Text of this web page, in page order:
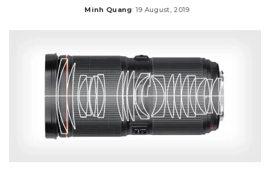
Posted
Minh Quang 19 August, 2019